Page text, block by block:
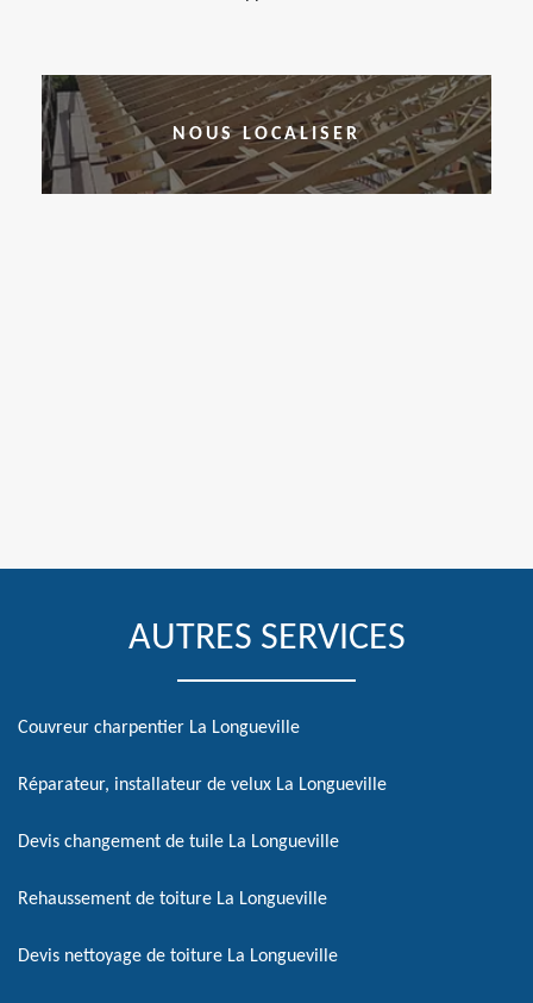
NOUS LOCALISER
AUTRES SERVICES
Couvreur charpentier La Longueville
Réparateur, installateur de velux La Longueville
Devis changement de tuile La Longueville
Rehaussement de toiture La Longueville
Devis nettoyage de toiture La Longueville